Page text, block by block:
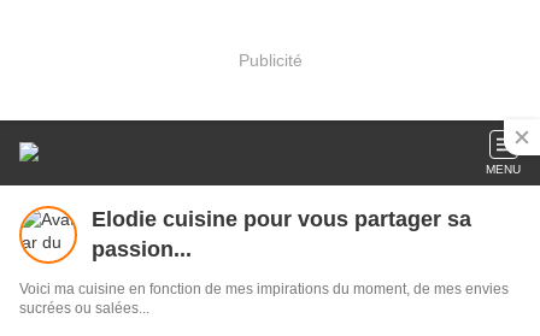
Publicité
MENU
Elodie cuisine pour vous partager sa
passion...
Voici ma cuisine en fonction de mes impirations du moment, de mes envies
sucrées ou salées...